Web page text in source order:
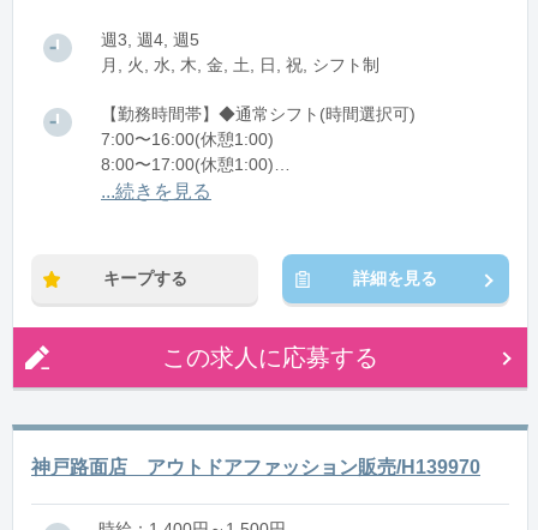
週3, 週4, 週5
月, 火, 水, 木, 金, 土, 日, 祝, シフト制
【勤務時間帯】◆通常シフト(時間選択可)
7:00〜16:00(休憩1:00)
8:00〜17:00(休憩1:00)
12:00〜21:00(休憩1:00)
...続きを見る
キープする 詳細を見る
この求人に応募する
神戸路面店 アウトドアファッション販売/H139970